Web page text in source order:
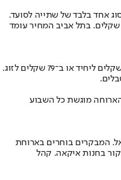
ארומה התייקרו ארוחות הבוקר, כחלק משינויים במחירי התפריט בחודש ינואר האחרון. ברשת ארומה מוצעת ארוחת בוקר ליחיד ללא שתייה ב־42 שקלים, ועם שתייה אחת בלבד ב־50 שקלים. בתל אביב המחיר עומד
חופשי. הארוחה מוגשת כל השבוע
המבקרים בוחרים בארוחת
בחנות איקאה. קהל